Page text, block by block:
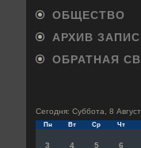
ОБЩЕСТВО
АРХИВ
ОБРАТНАЯ
Сегодня: Суббота, 8
Пн Вт Ср Чт
3
4 5 6